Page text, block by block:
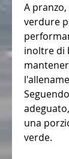
A
verdure
inoltre di
una
verde.